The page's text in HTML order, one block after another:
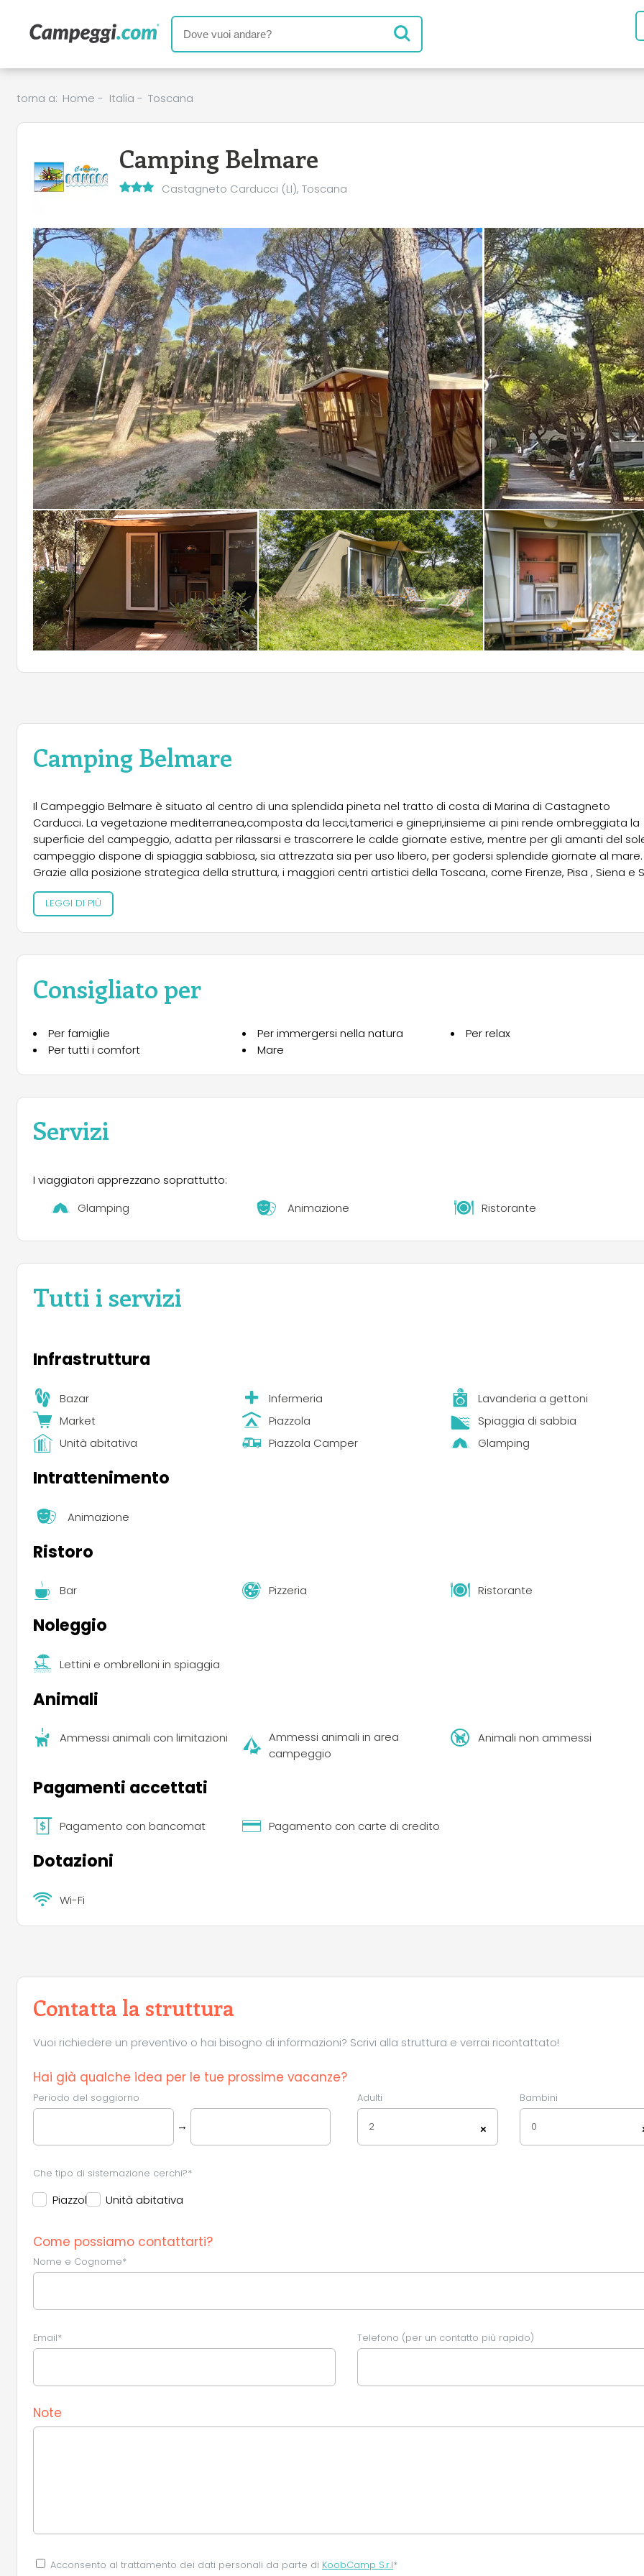
torna a: Home - Italia - Toscana
Camping Belmare
Castagneto Carducci (LI), Toscana
Camping Belmare
Il Campeggio Belmare è situato al centro di una splendida pineta nel tratto di costa di Marina di Castagneto
Carducci. La vegetazione mediterranea,composta da lecci,tamerici e ginepri,insieme ai pini rende ombreggiata la
superficie del campeggio, adatta per rilassarsi e trascorrere le calde giornate estive, mentre per gli amanti del
campeggio dispone di spiaggia sabbiosa, sia attrezzata sia per uso libero, per godersi splendide giornate al mare.
Grazie alla posizione strategica della struttura, i maggiori centri artistici della Toscana, come Firenze, Pisa , Siena e
Gimignano sono facilmente raggiungibili in auto, mentre la vicinanza al porto di Piombino rende le escursioni
d’Elba, una tappa obbligatoria del soggiorno. Ideale per famiglie e piccole comitive, il Camping Belmare è adatto
consente di poter usufruire in piena libertà dei servizi esterni. L’accesso è consentito a caravan, camper e tende
all’avventura della vita da campeggio.
LEGGI DI PIÙ
Consigliato per
Per famiglie Per immergersi nella natura
Per relax
Per tutti i comfort
Mare
Servizi
I viaggiatori apprezzano soprattutto:
Glamping
Animazione Ristorante
Tutti i servizi
Infrastruttura
Bazar Infermeria
Lavanderia a gettoni
Market
Piazzola
Spiaggia di sabbia
Unità abitativa
Piazzola Camper Glamping
Intrattenimento
Animazione
Ristoro
Bar Pizzeria Ristorante
Noleggio
Lettini e ombrelloni in spiaggia
Animali
Ammessi animali con limitazioni
Ammessi animali in area
campeggio
Animali non ammessi
Pagamenti accettati
Pagamento con bancomat Pagamento con carte di credito
Dotazioni
Wi-Fi
Contatta la struttura
Vuoi richiedere un preventivo o hai bisogno di informazioni? Scrivi alla struttura e verrai ricontattato!
Hai già qualche idea per le tue prossime vacanze?
Periodo del soggiorno
→
Adulti
×
2
Bambini
0
Che tipo di sistemazione cerchi?*
Piazzola Unità abitativa
Come possiamo contattarti?
Nome e Cognome*
Email* Telefono (per un contatto più rapido)
Note
Acconsento al trattamento dei dati personali da parte di KoobCamp S.r.l*